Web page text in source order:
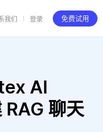
我们 登录 免费试用
AI
聊天